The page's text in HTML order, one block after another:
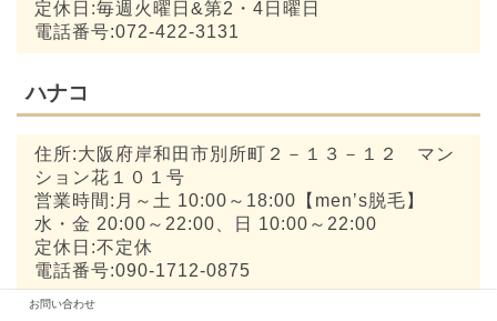
定休日:毎週火曜日&第2・4日曜日
電話番号:072-422-3131
ハナコ
住所:大阪府岸和田市別所町２－１３－１２ マン
ション花１０１号
営業時間:月～土 10:00～18:00【men’s脱毛】
水・金 20:00～22:00、日 10:00～22:00
定休日:不定休
電話番号:090-1712-0875
お問い合わせ